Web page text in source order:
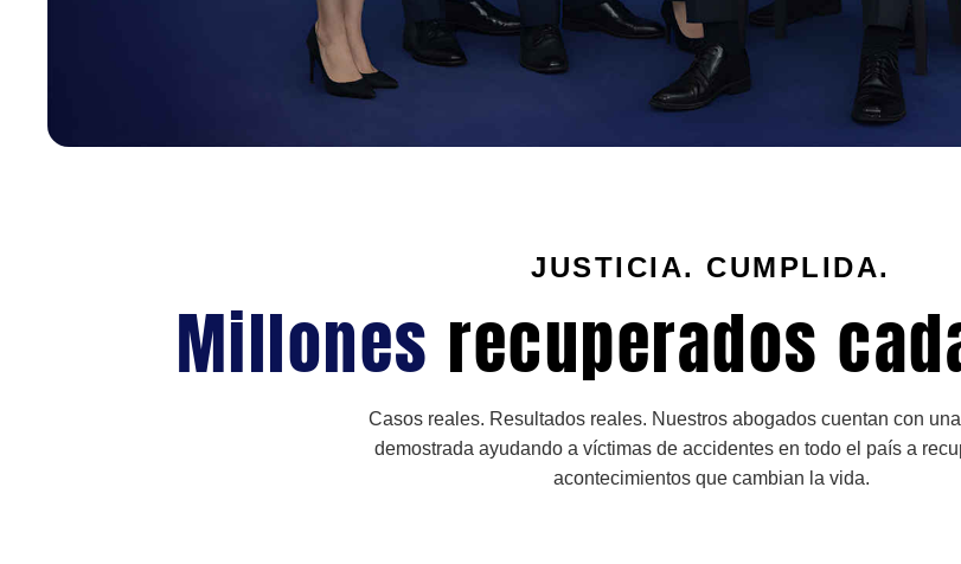
JUSTICIA. CUMPLIDA.
Millones recuperados
Casos reales. Resultados reales. Nuestros abogados cuentan con
demostrada ayudando a víctimas de accidentes en todo el país a
acontecimientos que cambian la vida.